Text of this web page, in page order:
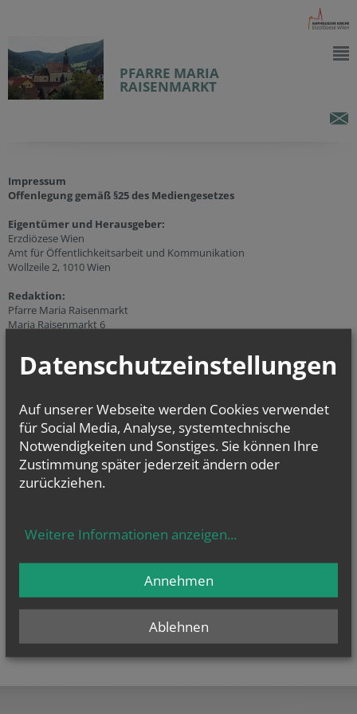
PFARRE MARIA
RAISENMARKT
Impressum
Offenlegung gemäß §25 des Mediengesetzes
Eigentümer und Herausgeber:
Erzdiözese Wien
Amt für Öffentlichkeitsarbeit und Kommunikation
Wollzeile 2, 1010 Wien
Redaktion:
Pfarre Maria Raisenmarkt
Maria Raisenmarkt 6
E-Mail:pfarre.maria-raisenmarkt@katholischekirche.at
Diese Seite ist der Webauftritt von Pfarre Maria Raisenmarkt im Rahmen
des Webportals der Erzdiözese Wien.
Datenschutzerklärung
Barrierefreiheitserklärung
Datenschutzeinstellungen
Auf unserer Webseite werden Cookies verwendet
für Social Media, Analyse, systemtechnische
Notwendigkeiten und Sonstiges. Sie können Ihre
Zustimmung später jederzeit ändern oder
zurückziehen.
Weitere Informationen anzeigen...
Ablehnen
Annehmen